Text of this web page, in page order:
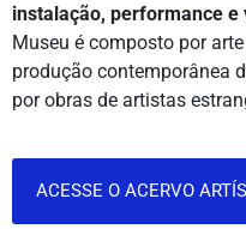
instalação, performance e
Museu é composto por
produção contemporânea
por obras de artistas
ACESSE O ACERVO